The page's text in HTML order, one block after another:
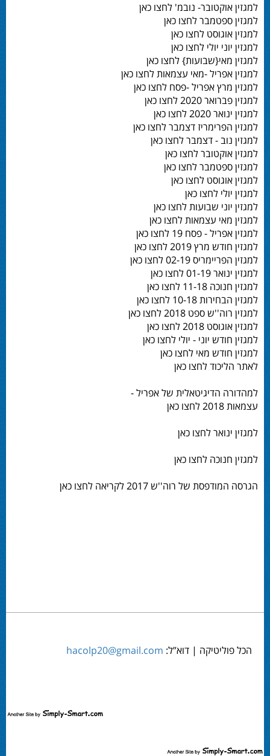
למגזין אוקטובר- נובמ' לחצו כאן
למגזין ספטמבר לחצו כאן
למגזין אוגוסט לחצו כאן
למגזין יוני יולי לחצו כאן
למגזין מאי{שבועות} לחצו כאן
למגזין אפריל -מאי עצמאות לחצו כאן
למגזין מרץ אפריל -פסח לחצו כאן
למגזין פברואר 2020 לחצו כאן
למגזין ינואר 2020 לחצו כאן
למגזין הפרימריז דצמבר לחצו כאן
למגזין נוב - דצמבר לחצו כאן
למגזין אוקטובר לחצו כאן
למגזין ספטמבר לחצו כאן
למגזין אוגוסט לחצו כאן
למגזין יולי לחצו כאן
למגזין יוני שבועות לחצו כאן
למגזין מאי עצמאות לחצו כאן
למגזין אפריל - פסח 19 לחצו כאן
למגזין חודש מרץ 2019 לחצו כאן
למגזין הפריימריס 02-19 לחצו כאן
למגזין ינואר 01-19 לחצו כאן
למגזין חנוכה 11-18 לחצו כאן
למגזין הבחירות 10-18 לחצו כאן
למגזין רוה''ש ספט 2018 לחצו כאן
למגזין אוגוסט 2018 לחצו כאן
למגזין חודש יוני - יולי לחצו כאן
למגזין חודש מאי לחצו כאן
לאתר הליכוד לחצו כאן
למהדורה הדיגיטאלית של אפריל -
עצמאות 2018 לחצו כאן
למגזין ינואר לחצו כאן
למגזין חנוכה לחצו כאן
הגרסה המודפסת של רוה''ש 2017 לקריאה לחצו כאן
הכל פוליטיקה | דוא”ל: hacolp20@gmail.com